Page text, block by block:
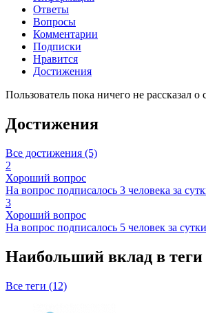
Ответы
Вопросы
Комментарии
Подписки
Нравится
Достижения
Пользователь пока ничего не рассказал о
Достижения
Все достижения (5)
2
Хороший вопрос
На вопрос подписалось 3 человека за
3
Хороший вопрос
На вопрос подписалось 5 человек за сутки
Наибольший вклад в теги
Все теги (12)